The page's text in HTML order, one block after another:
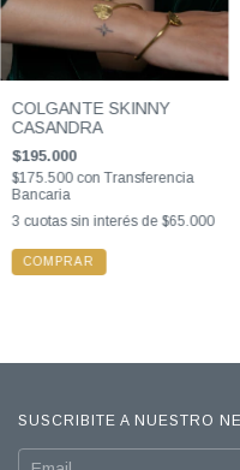
COLGANTE SKINNY
CASANDRA
$195.000
$175.500 con Transferencia
Bancaria
3 cuotas sin interés de $65.000
COMPRAR
SUSCRIBITE A NUESTRO